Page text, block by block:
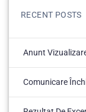
RECENT POSTS
Anunt
Comunicare